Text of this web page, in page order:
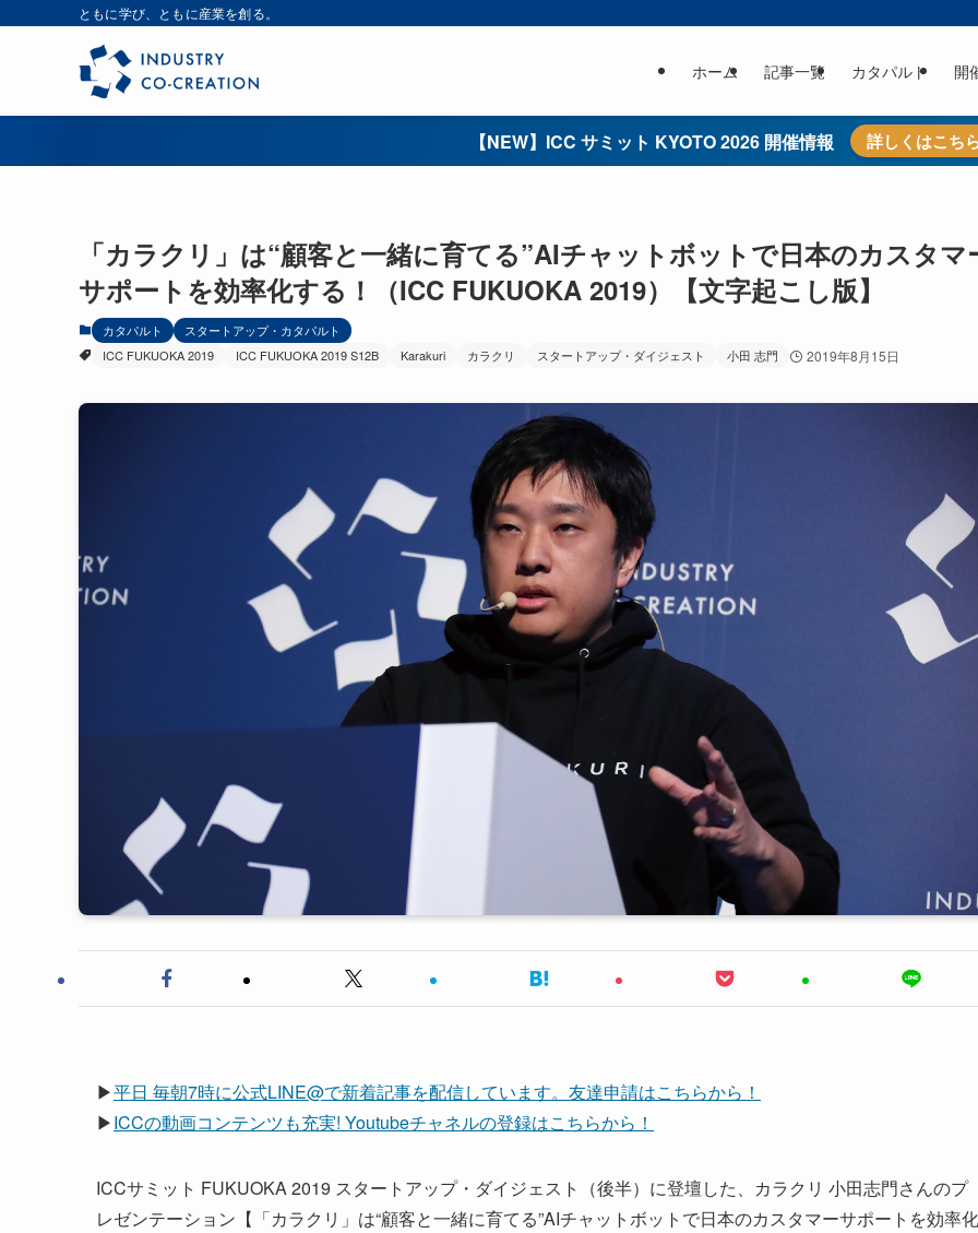
ともに学び、ともに産業を創る。
ホーム 記事一覧 カタパルト 開
【NEW】ICC サミット KYOTO 2026 開催情報 詳しくはこち
「カラクリ」は“顧客と一緒に育てる”AIチャットボットで日本のカスタマ
サポートを効率化する！（ICC FUKUOKA 2019）【文字起こし版】
カタパルト
スタートアップ・カタパルト
ICC FUKUOKA 2019
ICC FUKUOKA 2019 S12B Karakuri カラクリ スタートアップ・ダイジェスト 小田 志門 2019年8月15日
▶平日 毎朝7時に公式LINE@で新着記事を配信しています。友達申請はこちらから！
▶ICCの動画コンテンツも充実! Youtubeチャネルの登録はこちらから！
ICCサミット FUKUOKA 2019 スタートアップ・ダイジェスト（後半）に登壇した、カラクリ 小田志門さんのプ
レゼンテーション【「カラクリ」は“顧客と一緒に育てる”AIチャットボットで日本のカスタマーサポートを効率化